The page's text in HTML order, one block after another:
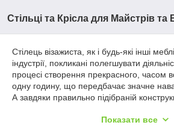
Стільці та Крісла для Майстрів та
Стілець візажиста, як і будь-які інші
індустрії, покликані полегшувати
процесі створення прекрасного, часом
одну годину, що передбачає значне
А завдяки правильно підібраній
Вибрати гідну справжніх професіоналів
Показати все